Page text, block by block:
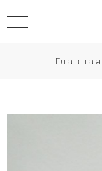
Главная